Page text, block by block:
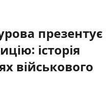
презентує
історія
військового